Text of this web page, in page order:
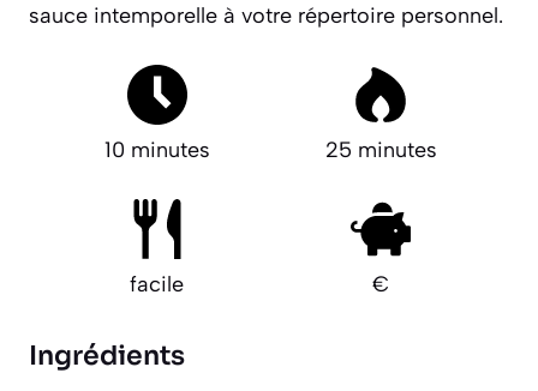
sauce intemporelle à votre répertoire personnel.
10 minutes 25 minutes
facile €
Ingrédients